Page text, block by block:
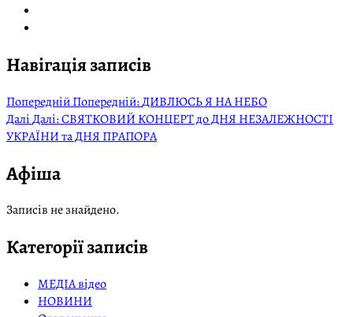
Навігація записів
ПопереднійПопередній:ДИВЛЮСЬ Я НА НЕБО
ДаліДалі:СВЯТКОВИЙ КОНЦЕРТ до ДНЯ НЕЗАЛЕЖНОСТІ
УКРАЇНИ та ДНЯ ПРАПОРА
Афіша
Записів не знайдено.
Категорії записів
МЕДІА відео
НОВИНИ